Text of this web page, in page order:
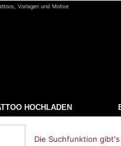
Vorlagen und Motive
HOCHLADEN
Die Suchfunktion